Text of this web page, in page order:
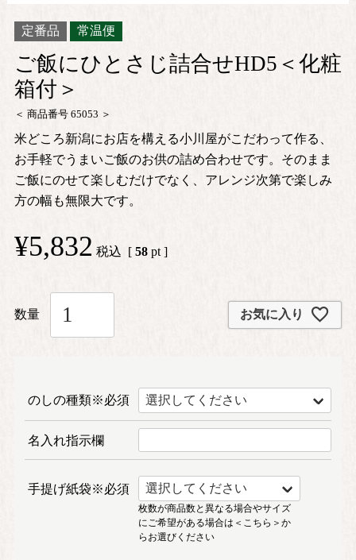
定番品 常温便
ご飯にひとさじ詰合せHD5＜化粧
箱付＞
商品番号 65053
米どころ新潟にお店を構える小川屋がこだわって作る、
お手軽でうまいご飯のお供の詰め合わせです。そのまま
ご飯にのせて楽しむだけでなく、アレンジ次第で楽しみ
方の幅も無限大です。
¥5,832 税込 [ 58 pt ]
お気に入り
のしの種類※必須
名入れ指示欄
手提げ紙袋※必須
枚数が商品数と異なる場合やサイズ
にご希望がある場合は ＜こちら＞か
らお選びください